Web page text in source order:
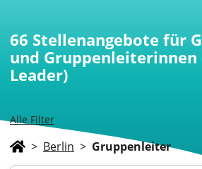
Alle Filter
66 Stellenangebote für
und Gruppenleiterinnen
Leader)
> Berlin > Gruppenleiter